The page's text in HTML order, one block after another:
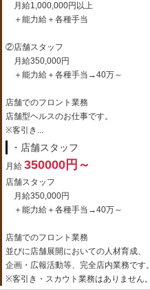
月給1,000,000円以上
＋能力給＋各種手当
②店舗スタッフ
月給350,000円
＋能力給＋各種手当→40万～
店舗でのフロント業務
店舗型ヘルスのお仕事です。
※客引き...
・店舗スタッフ
月給 350000円～
店舗スタッフ
月給350,000円
＋能力給＋各種手当→40万～
店舗でのフロント業務
並びに店舗展開においての人材育成、
企画・広報活動等、完全店内業務です。
※客引き・スカウト業務はありません。